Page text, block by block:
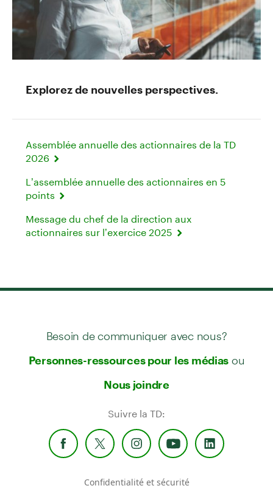
Explorez de nouvelles perspectives.
Assemblée annuelle des actionnaires de la TD
2026
L’assemblée annuelle des actionnaires en 5
points
Message du chef de la direction aux
actionnaires sur l’exercice 2025
Besoin de communiquer avec nous?
Personnes-ressources pour les médias ou
Nous joindre
Suivre la TD:
Confidentialité et sécurité